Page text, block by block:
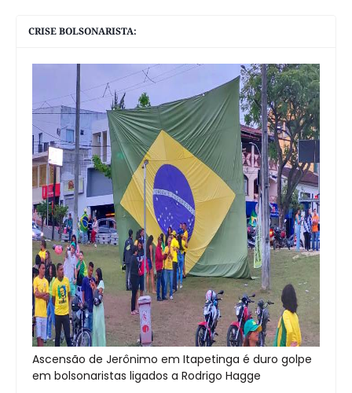
CRISE BOLSONARISTA:
Ascensão de Jerônimo em Itapetinga é duro golpe
em bolsonaristas ligados a Rodrigo Hagge